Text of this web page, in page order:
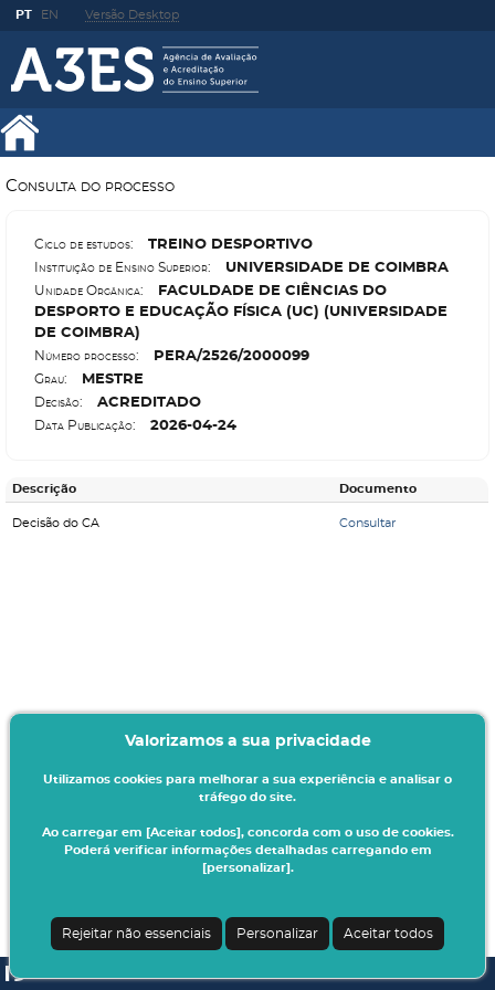
PT EN Versão Desktop
Consulta do processo
Ciclo de estudos: T REINO DESPORTIVO
Instituição de Ensino Superior: U NIVERSIDADE DE COIMBRA
Unidade Orgânica: FACULDADE DE CIÊNCIAS DO
DESPORTO E EDUCAÇÃO FÍSICA (UC) (UNIVERSIDADE
DE COIMBRA)
Número processo: P ERA/2526/2000099
Grau: M ESTRE
Decisão: ACREDITADO
Data Publicação: 2026-04-24
Descrição Documento
Decisão do CA Consultar
Valorizamos a sua privacidade
Utilizamos cookies para melhorar a sua experiência e analisar o
tráfego do site.
Ao carregar em [Aceitar todos], concorda com o uso de cookies.
Poderá verificar informações detalhadas carregando em
[personalizar].
Rejeitar não essenciais Personalizar Aceitar todos